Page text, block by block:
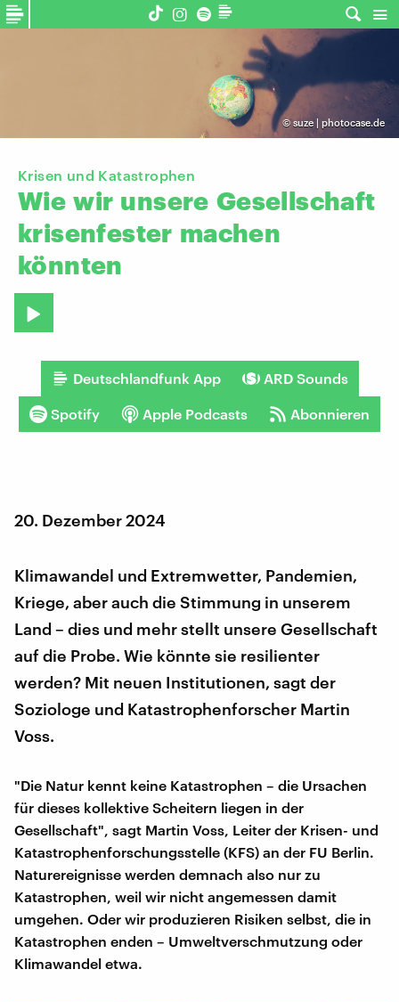
©suze | photocase.de
Krisen und Katastrophen
Wie wir unsere Gesellschaft
krisenfester machen
könnten
Deutschlandfunk App ARD Sounds
Spotify Apple Podcasts Abonnieren
20. Dezember 2024
Klimawandel und Extremwetter, Pandemien,
Kriege, aber auch die Stimmung in unserem
Land – dies und mehr stellt unsere Gesellschaft
auf die Probe. Wie könnte sie resilienter
werden? Mit neuen Institutionen, sagt der
Soziologe und Katastrophenforscher Martin
Voss.
"Die Natur kennt keine Katastrophen – die Ursachen
für dieses kollektive Scheitern liegen in der
Gesellschaft", sagt Martin Voss, Leiter der Krisen- und
Katastrophenforschungsstelle (KFS) an der FU Berlin.
Naturereignisse werden demnach also nur zu
Katastrophen, weil wir nicht angemessen damit
umgehen. Oder wir produzieren Risiken selbst, die in
Katastrophen enden – Umweltverschmutzung oder
Klimawandel etwa.